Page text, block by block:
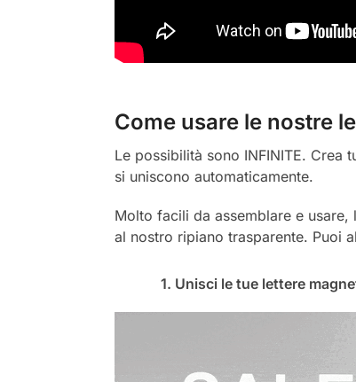
Come usare le nostre
Le possibilità sono INFINITE.
si uniscono automaticamente.
Molto facili da assemblare e
al nostro ripiano trasparente. Puoi
1. Unisci le tue lettere